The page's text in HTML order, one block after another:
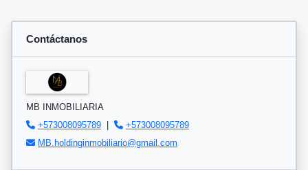
Contáctanos
MB INMOBILIARIA
+573008095789 |
+573008095789
MB.holdinginmobiliario@gmail.com